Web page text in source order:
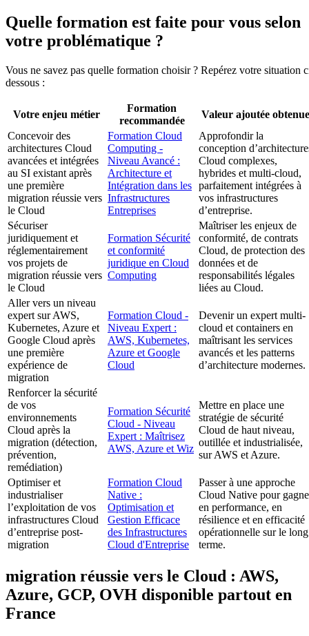
Quelle formation est faite pour vous selon
votre problématique ?
Vous ne savez pas quelle formation choisir ? Repérez votre situation
dessous :
Votre enjeu métier
Formation
recommandée
Valeur ajoutée obtenue
Concevoir des
architectures Cloud
avancées et intégrées
au SI existant après
une première
migration réussie vers
le Cloud
Formation Cloud
Computing -
Niveau Avancé :
Architecture et
Intégration dans les
Infrastructures
Entreprises
Approfondir la
conception
Cloud complexes,
hybrides et multi-cloud,
parfaitement intégrées à
vos infrastructures
d’entreprise.
Sécuriser
juridiquement et
réglementairement
vos projets de
migration réussie vers
le Cloud
Formation Sécurité
et conformité
juridique en Cloud
Computing
Maîtriser les enjeux de
conformité, de contrats
Cloud, de protection des
données et de
responsabilités légales
liées au Cloud.
Aller vers un niveau
expert sur AWS,
Kubernetes, Azure et
Google Cloud après
une première
expérience de
migration
Formation Cloud -
Niveau Expert :
AWS, Kubernetes,
Azure et Google
Cloud
Devenir un expert multi-
cloud et containers en
maîtrisant les services
avancés et les patterns
d’architecture modernes.
Renforcer la sécurité
de vos
environnements
Cloud après la
migration (détection,
prévention,
remédiation)
Formation Sécurité
Cloud - Niveau
Expert : Maîtrisez
AWS, Azure et Wiz
Mettre en place une
stratégie de sécurité
Cloud de haut niveau,
outillée et industrialisée,
sur AWS et Azure.
Optimiser et
industrialiser
l’exploitation de vos
infrastructures Cloud
d’entreprise post-
migration
Formation Cloud
Native :
Optimisation et
Gestion Efficace
des Infrastructures
Cloud d'Entreprise
Passer à une approche
Cloud Native pour
en performance, en
résilience et en efficacité
opérationnelle sur le long
terme.
migration réussie vers le Cloud : AWS,
Azure, GCP, OVH disponible partout en
France